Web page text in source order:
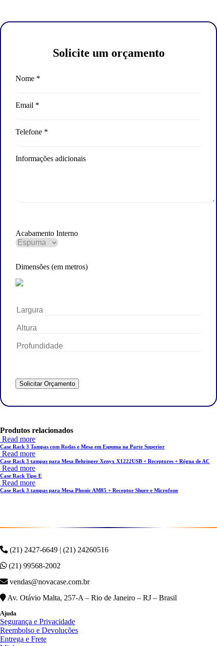
Solicite um orçamento
Nome *
Email *
Telefone *
Informações adicionais
Acabamento Interno
Dimensões (em metros)
Produtos relacionados
Read more
Case Rack 3 Tampas com Rodas e Mesa em Espuma na Parte Superior
Read more
Case Rack 3 tampas para Mesa Behringer Xenyx X1222USB + Receptores + Régua de AC
Read more
Case Rack Tipo E
Read more
Case Rack 3 tampas para Mesa Phonic AM85 + Receptor Shure e Microfone
(21) 2427-6649 | (21) 24260516
(21) 99568-2002
vendas@novacase.com.br
Av. Otávio Malta, 257-A – Rio de Janeiro – RJ – Brasil
Ajuda
Segurança e Privacidade
Reembolso e Devoluções
Entrega e Frete